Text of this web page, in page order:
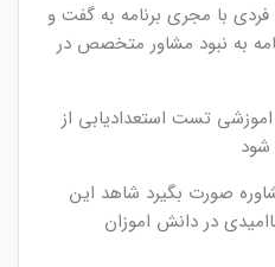
با مجری برنامه به گفت و
به نبود مشاور متخصص در
اموزشی تست استعدادیابی از
شود
صورت بگیرد شاهد این
در دانش اموزان